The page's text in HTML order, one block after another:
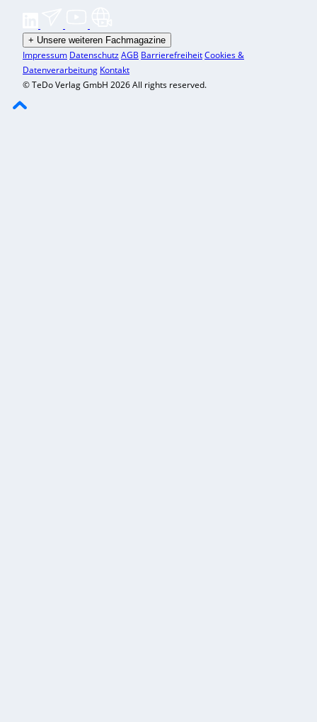
+ Unsere weiteren Fachmagazine
Impressum DatenschutzAGB BarrierefreiheitCookies &
Datenverarbeitung Kontakt
© TeDo Verlag GmbH 2026 All rights reserved.